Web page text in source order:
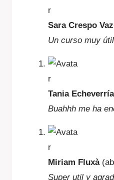
Sara Crespo
Un curso muy
Tania Echeverría
Buahhh me ha
Miriam Fluxà
Super util y